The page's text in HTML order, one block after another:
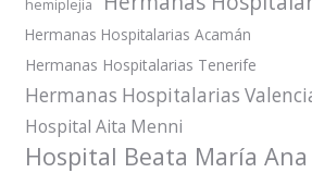
Hermanas Hospitalarias Acamán
Hermanas Hospitalarias Tenerife
Hermanas Hospitalarias
Hospital Aita Menni
Hospital Beata María Ana